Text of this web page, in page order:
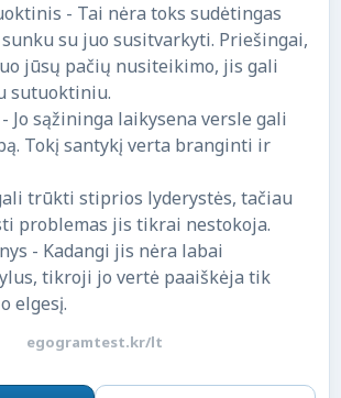
- Tai nėra toks sudėtingas
su juo susitvarkyti. Priešingai,
jūsų pačių nusiteikimo, jis gali
sutuoktiniu.
Jo sąžininga laikysena versle gali
Tokį santykį verta branginti ir
trūkti stiprios lyderystės, tačiau
problemas jis tikrai nestokoja.
- Kadangi jis nėra labai
tikroji jo vertė paaiškėja tik
elgesį.
egogramtest.kr/lt